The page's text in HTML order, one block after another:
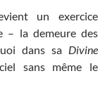
un exercice
– la demeure des
dans sa Divine
sans même le